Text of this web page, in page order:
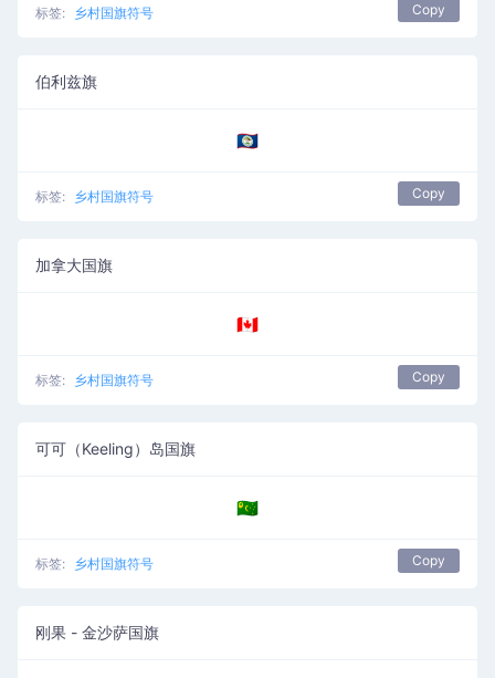
标签: 乡村国旗符号 Copy
伯利兹旗
🇧🇿
标签: 乡村国旗符号 Copy
加拿大国旗
🇨🇦
标签: 乡村国旗符号 Copy
可可（Keeling）岛国旗
🇨🇨
标签: 乡村国旗符号 Copy
刚果 - 金沙萨国旗